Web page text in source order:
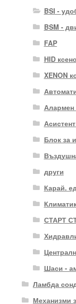
BSI -
BSM -
FAP
HID
XENON
Алармен
Блок за
други
Карай.
СТАРТ
Шаси -
Ламбда
Механизми